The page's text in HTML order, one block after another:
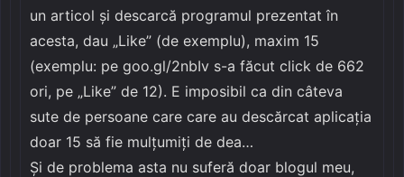
un articol și descarcă programul prezentat în
acesta, dau „Like” (de exemplu), maxim 15
(exemplu: pe goo.gl/2nbIv s-a făcut click de 662
ori, pe „Like” de 12). E imposibil ca din câteva
sute de persoane care care au descărcat aplicația
doar 15 să fie mulțumiți de dea…
Și de problema asta nu suferă doar blogul meu,